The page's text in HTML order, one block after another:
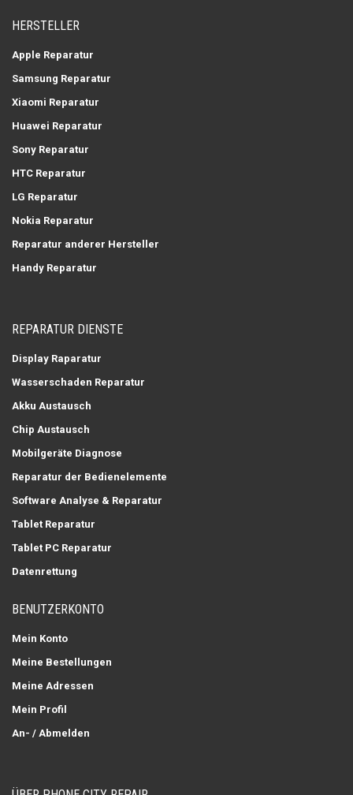
HERSTELLER
Apple Reparatur
Samsung Reparatur
Xiaomi Reparatur
Huawei Reparatur
Sony Reparatur
HTC Reparatur
LG Reparatur
Nokia Reparatur
Reparatur anderer Hersteller
Handy Reparatur
REPARATUR DIENSTE
Display Raparatur
Wasserschaden Reparatur
Akku Austausch
Chip Austausch
Mobilgeräte Diagnose
Reparatur der Bedienelemente
Software Analyse & Reparatur
Tablet Reparatur
Tablet PC Reparatur
Datenrettung
BENUTZERKONTO
Mein Konto
Meine Bestellungen
Meine Adressen
Mein Profil
An- / Abmelden